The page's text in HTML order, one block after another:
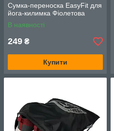
Сумка-переноска EasyFit для
йога-килимка Фіолетова
В наявності
249 ₴
Купити